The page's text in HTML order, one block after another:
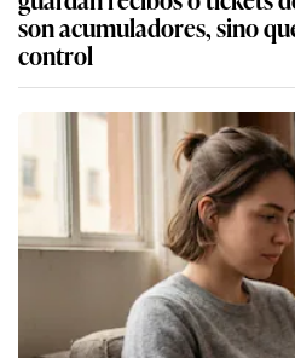
son acumuladores, sino
control